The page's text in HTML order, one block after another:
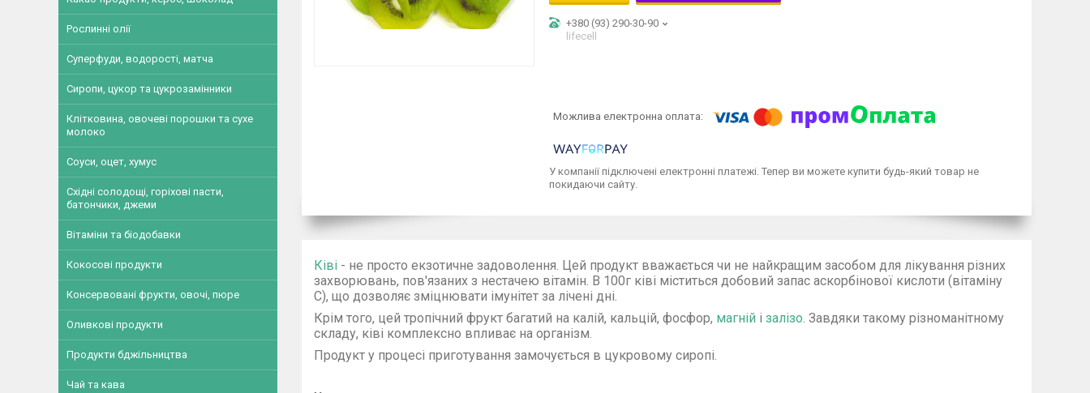
+380 (93) 290-30-90
lifecell
У компанії підключені електронні платежі. Тепер ви можете купити будь-який товар не
покидаючи сайту.
Ківі - не просто екзотичне задоволення. Цей продукт вважається чи не найкращим засобом для лікування різних
захворювань, пов'язаних з нестачею вітамін. В 100г ківі міститься добовий запас аскорбінової кислоти (вітаміну
C), що дозволяє зміцнювати імунітет за лічені дні.
Крім того, цей тропічний фрукт багатий на калій, кальцій, фосфор, магній і залізо. Завдяки такому різноманітному
складу, ківі комплексно впливає на організм.
Продукт у процесі приготування замочується в цукровому сиропі.
Рослинні олії
Суперфуди, водорості, матча
Сиропи, цукор та цукрозамінники
Клітковина, овочеві порошки та сухе
молоко
Соуси, оцет, хумус
Східні солодощі, горіхові пасти,
батончики, джеми
Вітаміни та біодобавки
Кокосові продукти
Консервовані фрукти, овочі, пюре
Оливкові продукти
Продукти бджільництва
Чай та кава